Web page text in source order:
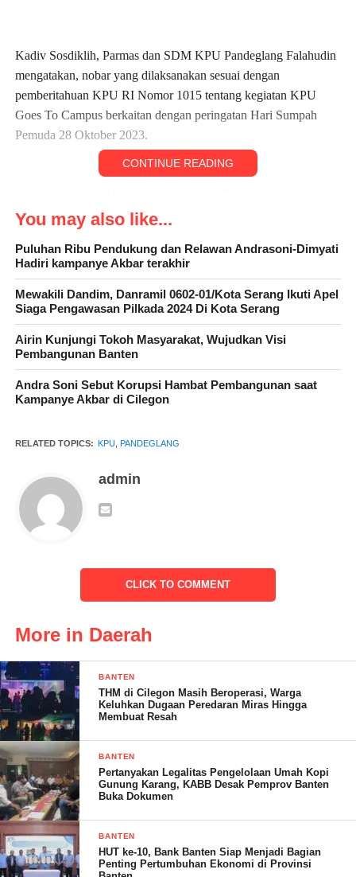
Kadiv Sosdiklih, Parmas dan SDM KPU Pandeglang Falahudin
mengatakan, nobar yang dilaksanakan sesuai dengan
pemberitahuan KPU RI Nomor 1015 tentang kegiatan KPU
Goes To Campus berkaitan dengan peringatan Hari Sumpah
Pemuda 28 Oktober 2023.
“Untuk itu, kami datang ke UNMA untuk nobar film Kejarlah
Janji. Tujuan dari kegiatan tersebut diantaranya untuk
meningkatkan kesadaran masyarakat tentang pemilu sebagai
sarana integrasi bangsa, dan mengajak generasi milenial dan
bijak pada tanggal 14 Februari 2024 mendatang,” kata
Falahudin.
Menurut dia, Nobar tersebut ditargetkan untuk pemilih pemula
target peserta atau mahasiswa sebanyak 100 orang, dan dihadiri
oleh Komisioner KPU Kabupaten Pandeglang beserta jajaran,
dan perwakilan dari pimpinan kampus UNMA Banten,”
Masih dikatakan Falahudin, dalam film Kejarlah Janji disutradari
oleh Garin Nugroho dan dibintangi oleh Ibnu Jamil, Cut Mini,
Shenina Cinnamon berkisah tentang kontestasi politik pilkades
dan keluarga dari ibu pertiwi Cut Mini yang membesarkan ketiga
anaknya seorang diri.
CONTINUE READING
You may also like...
Puluhan Ribu Pendukung dan Relawan Andrasoni-Dimyati
Hadiri kampanye Akbar terakhir
Mewakili Dandim, Danramil 0602-01/Kota Serang Ikuti Apel
Siaga Pengawasan Pilkada 2024 Di Kota Serang
Airin Kunjungi Tokoh Masyarakat, Wujudkan Visi
Pembangunan Banten
Andra Soni Sebut Korupsi Hambat Pembangunan saat
Kampanye Akbar di Cilegon
RELATED TOPICS: KPU, PANDEGLANG
admin
CLICK TO COMMENT
More in Daerah
BANTEN
THM di Cilegon Masih Beroperasi, Warga
Keluhkan Dugaan Peredaran Miras Hingga
Membuat Resah
BANTEN
Pertanyakan Legalitas Pengelolaan Umah Kopi
Gunung Karang, KABB Desak Pemprov Banten
Buka Dokumen
BANTEN
HUT ke-10, Bank Banten Siap Menjadi Bagian
Penting Pertumbuhan Ekonomi di Provinsi